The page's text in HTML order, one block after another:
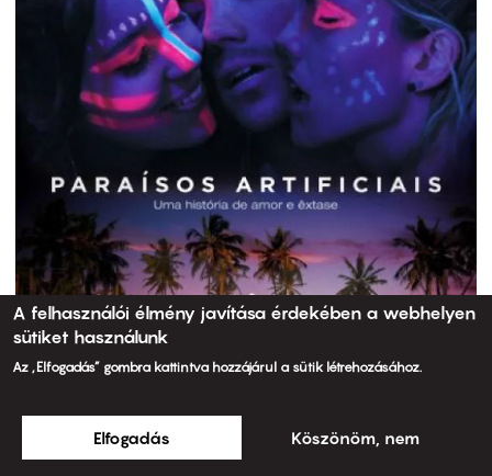
A felhasználói élmény javítása érdekében a webhelyen
sütiket használunk
Az „Elfogadás” gombra kattintva hozzájárul a sütik létrehozásához.
Elfogadás Köszönöm, nem